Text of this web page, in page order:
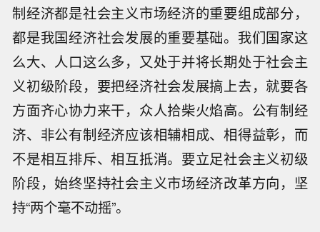
制经济都是社会主义市场经济的重要组成部分，
都是我国经济社会发展的重要基础。我们国家这
么大、人口这么多，又处于并将长期处于社会主
义初级阶段，要把经济社会发展搞上去，就要各
方面齐心协力来干，众人拾柴火焰高。公有制经
济、非公有制经济应该相辅相成、相得益彰，而
不是相互排斥、相互抵消。要立足社会主义初级
阶段，始终坚持社会主义市场经济改革方向，坚
持“两个毫不动摇”。